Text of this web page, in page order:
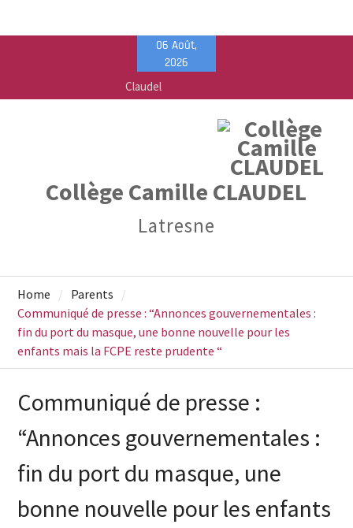
06 Août,
2026
Vente de fournitures scolaires – PEEP & Bureau
Vallée
Calendrier de rentrée pour les élèves – Année
Liste des fournitures 2026-2027 – Collège Camille
Collège Camille CLAUDEL
Latresne
Home
Parents
Communiqué de presse : “Annonces gouvernementales :
fin du port du masque, une bonne nouvelle pour les
enfants mais la FCPE reste prudente “
Communiqué de presse :
“Annonces gouvernementales :
fin du port du masque, une
bonne nouvelle pour les enfants